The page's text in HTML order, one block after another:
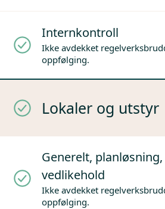
Internkontroll
Ikke avdekket
oppfølging.
Lokaler og utstyr
Generelt,
vedlikehold
Ikke avdekket
oppfølging.